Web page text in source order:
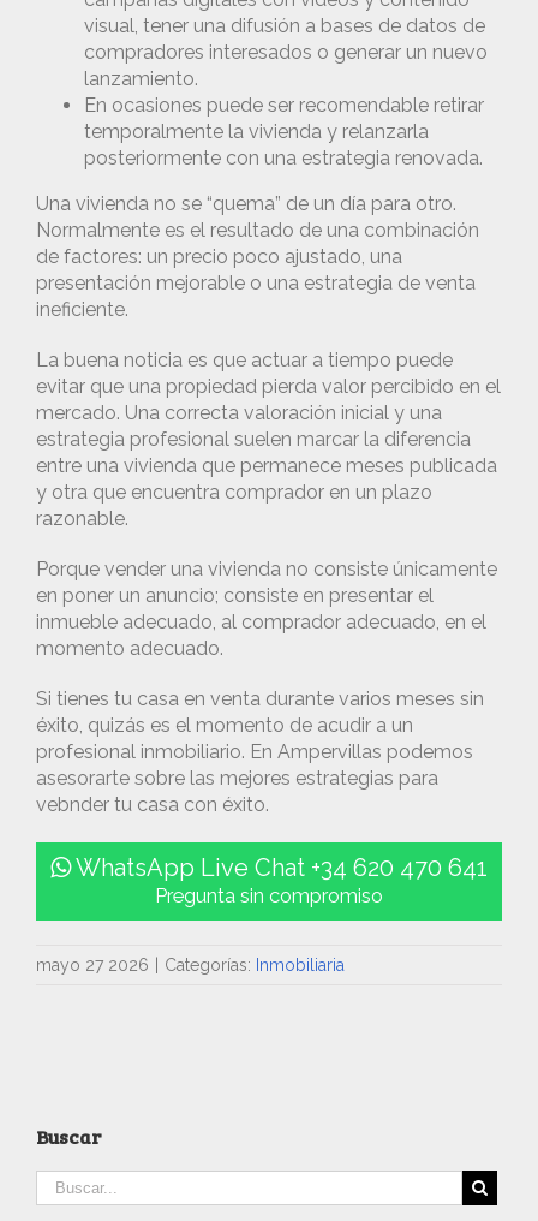
visual, tener una difusión a bases de datos de
compradores interesados o generar un nuevo
lanzamiento.
En ocasiones puede ser recomendable retirar
temporalmente la vivienda y relanzarla
posteriormente con una estrategia renovada.
Una vivienda no se “quema” de un día para otro.
Normalmente es el resultado de una combinación
de factores: un precio poco ajustado, una
presentación mejorable o una estrategia de venta
ineficiente.
La buena noticia es que actuar a tiempo puede
evitar que una propiedad pierda valor percibido en el
mercado. Una correcta valoración inicial y una
estrategia profesional suelen marcar la diferencia
entre una vivienda que permanece meses publicada
y otra que encuentra comprador en un plazo
razonable.
Porque vender una vivienda no consiste únicamente
en poner un anuncio; consiste en presentar el
inmueble adecuado, al comprador adecuado, en el
momento adecuado.
Si tienes tu casa en venta durante varios meses sin
éxito, quizás es el momento de acudir a un
profesional inmobiliario. En Ampervillas podemos
asesorarte sobre las mejores estrategias para
vebnder tu casa con éxito.
WhatsApp Live Chat +34 620 470 641
Pregunta sin compromiso
mayo 27 2026 Categorías: Inmobiliaria
Buscar